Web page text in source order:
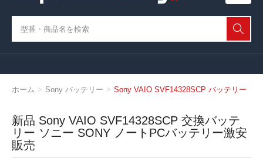
ホーム Sony バッテリー Sony VAIO SVF14328SCP バッテリー
新品 Sony VAIO SVF14328SCP 交換バッテ
リー ソニー SONY ノートPCバッテリー激安
販売